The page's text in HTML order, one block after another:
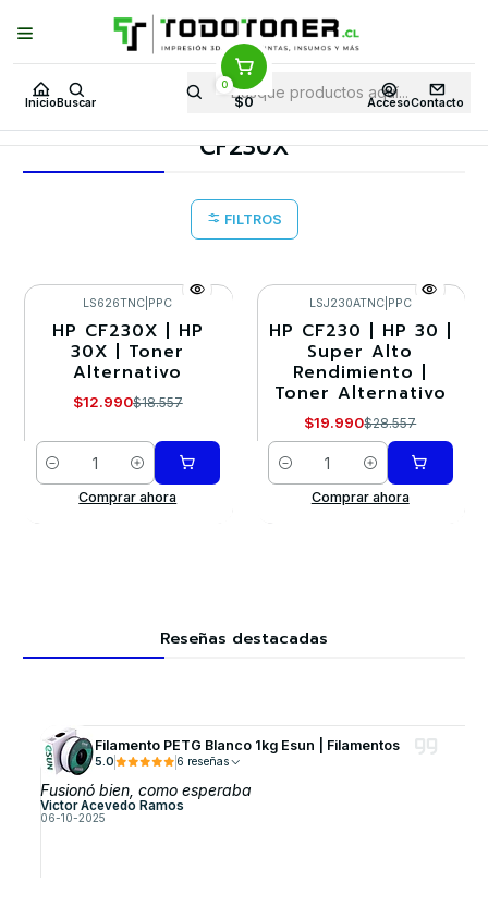
Inicio Buscar
0
$0 AccesoContacto
Puedes Elegir: Comprar enTienda· Despachoa Todo Chile · Retiro en
Tienda en24 Horas
Inicio Toner y tambor Toner Alternativo HP Insumos HP
CF230X
CF230X
FILTROS
-30%
LS626TNC PPC
HP CF230X | HP
30X | Toner
Alternativo
$12.990$18.557
Cantidad
Comprar ahora
-30%
LSJ230ATNC| PPC
HP CF230 | HP 30 |
Super Alto
Rendimiento |
Toner Alternativo
$19.990$28.557
Cantidad
Comprar ahora
Reseñas destacadas
Filamento PETG Blanco 1kg Esun | Filamentos
5.0 6 reseñas
Fusionó bien, como esperaba
Victor Acevedo Ramos
06-10-2025